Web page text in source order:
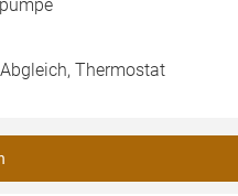
Thermostat